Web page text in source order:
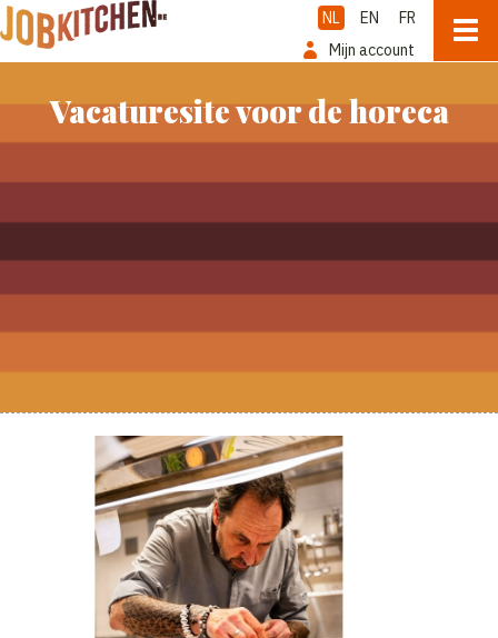
NL EN
FR
Mijn account
Vacaturesite voor de horeca